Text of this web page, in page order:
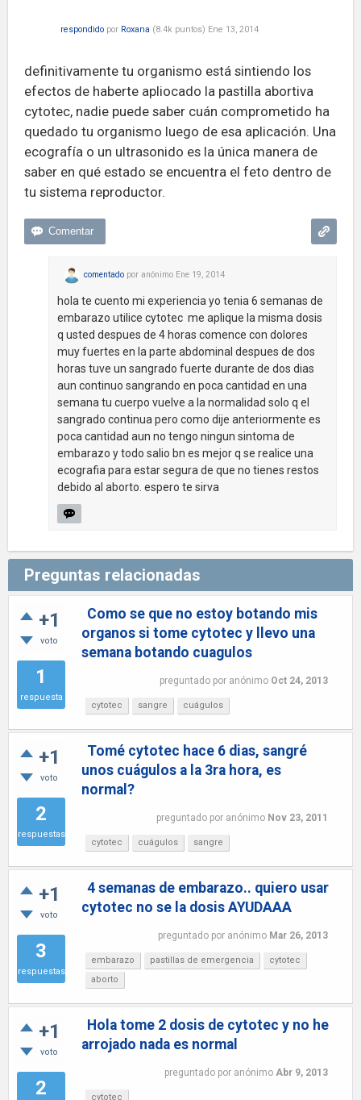
respondido por Roxana (8.4k puntos) Ene 13, 2014
definitivamente tu organismo está sintiendo los
efectos de haberte apliocado la pastilla abortiva
cytotec, nadie puede saber cuán comprometido ha
quedado tu organismo luego de esa aplicación. Una
ecografía o un ultrasonido es la única manera de
saber en qué estado se encuentra el feto dentro de
tu sistema reproductor.
comentado por anónimo Ene 19, 2014
hola te cuento mi experiencia yo tenia 6 semanas de
embarazo utilice cytotec me aplique la misma dosis
q usted despues de 4 horas comence con dolores
muy fuertes en la parte abdominal despues de dos
horas tuve un sangrado fuerte durante de dos dias
aun continuo sangrando en poca cantidad en una
semana tu cuerpo vuelve a la normalidad solo q el
sangrado continua pero como dije anteriormente es
poca cantidad aun no tengo ningun sintoma de
embarazo y todo salio bn es mejor q se realice una
ecografia para estar segura de que no tienes restos
debido al aborto. espero te sirva
Preguntas relacionadas
+1
voto
1
respuesta
Como se que no estoy botando mis
organos si tome cytotec y llevo una
semana botando cuagulos
preguntado por anónimo Oct 24, 2013
cytotec sangre cuágulos
+1
voto
2
respuestas
Tomé cytotec hace 6 dias, sangré
unos cuágulos a la 3ra hora, es
normal?
preguntado por anónimo Nov 23, 2011
cytotec cuágulos sangre
+1
voto
3
respuestas
4 semanas de embarazo.. quiero usar
cytotec no se la dosis AYUDAAA
preguntado por anónimo Mar 26, 2013
embarazo pastillas de emergencia
cytotec
aborto
+1
voto
2
Hola tome 2 dosis de cytotec y no he
arrojado nada es normal
preguntado por anónimo Abr 9, 2013
cytotec